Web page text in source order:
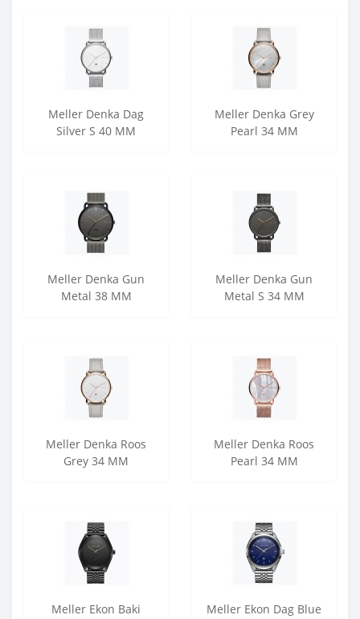
Meller Denka Dag
Silver S 40 MM
Meller Denka Grey
Pearl 34 MM
Meller Denka Gun
Metal 38 MM
Meller Denka Gun
Metal S 34 MM
Meller Denka Roos
Grey 34 MM
Meller Denka Roos
Pearl 34 MM
Meller Ekon Baki
Meller Ekon Dag Blue